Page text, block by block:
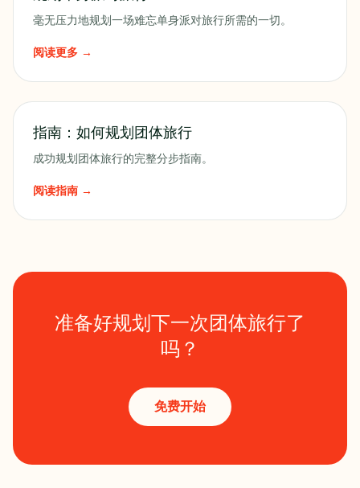
毫无压力地规划一场难忘单身派对旅行所需的一切。
阅读更多 →
指南：如何规划团体旅行
成功规划团体旅行的完整分步指南。
阅读指南 →
准备好规划下一次团体旅行了
吗？
免费开始